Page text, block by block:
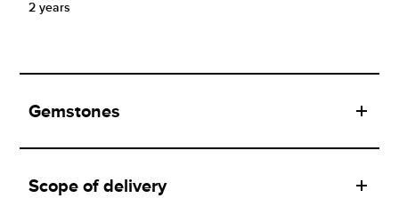
2 years
Gemstones
Scope of delivery